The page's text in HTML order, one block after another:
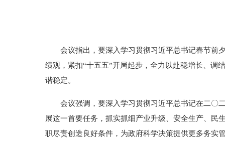
会议指出，要深入学习贯彻习近平总书记春节前
绩观，紧扣“十五五”开局起步，全力以赴稳增长、调
谐稳定。
会议强调，要深入学习贯彻习近平总书记在二〇
展这一首要任务，抓实抓细产业升级、安全生产、民
职尽责创造良好条件，为政府科学决策提供更多务实